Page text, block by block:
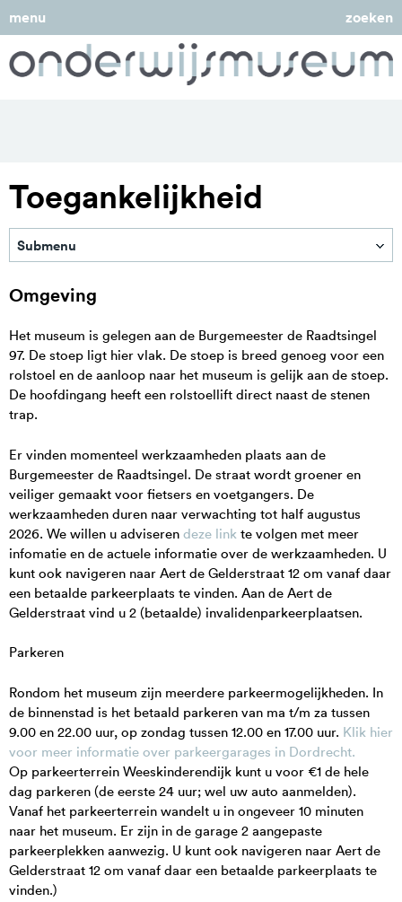
menu zoeken
Toegankelijkheid
Submenu
Prijzen
Toegankelijkheid
Gebouw De Holland
Rondleidingen, activiteiten en arrangementen
Museumcafé
Museumshop
Tuin en terras
Arrangementen
Omgeving
Het museum is gelegen aan de Burgemeester de Raadtsingel
97. De stoep ligt hier vlak. De stoep is breed genoeg voor een
rolstoel en de aanloop naar het museum is gelijk aan de stoep.
De hoofdingang heeft een rolstoellift direct naast de stenen
trap.
Er vinden momenteel werkzaamheden plaats aan de
Burgemeester de Raadtsingel. De straat wordt groener en
veiliger gemaakt voor fietsers en voetgangers. De
werkzaamheden duren naar verwachting tot half augustus
2026. We willen u adviseren deze link te volgen met meer
infomatie en de actuele informatie over de werkzaamheden. U
kunt ook navigeren naar Aert de Gelderstraat 12 om vanaf daar
een betaalde parkeerplaats te vinden. Aan de Aert de
Gelderstraat vind u 2 (betaalde) invalidenparkeerplaatsen.
Parkeren
Rondom het museum zijn meerdere parkeermogelijkheden. In
de binnenstad is het betaald parkeren van ma t/m za tussen
9.00 en 22.00 uur, op zondag tussen 12.00 en 17.00 uur. Klik hier
voor meer informatie over parkeergarages in Dordrecht.
Op parkeerterrein Weeskinderendijk kunt u voor €1 de hele
dag parkeren (de eerste 24 uur; wel uw auto aanmelden).
Vanaf het parkeerterrein wandelt u in ongeveer 10 minuten
naar het museum. Er zijn in de garage 2 aangepaste
parkeerplekken aanwezig. U kunt ook navigeren naar Aert de
Gelderstraat 12 om vanaf daar een betaalde parkeerplaats te
vinden.)